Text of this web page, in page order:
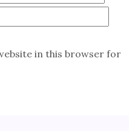
in this browser for